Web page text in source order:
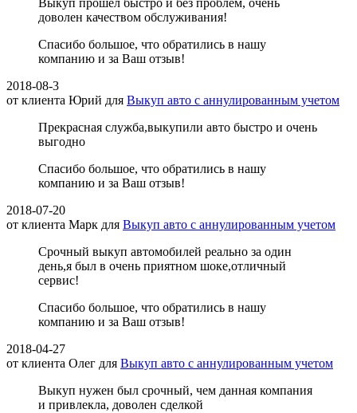
Выкуп прошел быстро и без проблем, очень
доволен качеством обслуживания!
Спасибо большое, что обратились в нашу
компанию и за Ваш отзыв!
2018-08-3
от клиента Юрий для Выкуп авто с аннулированным учетом
Прекрасная служба,выкупили авто быстро и очень
выгодно
Спасибо большое, что обратились в нашу
компанию и за Ваш отзыв!
2018-07-20
от клиента Марк для Выкуп авто с аннулированным учетом
Срочный выкуп автомобилей реально за один
день,я был в очень приятном шоке,отличный
сервис!
Спасибо большое, что обратились в нашу
компанию и за Ваш отзыв!
2018-04-27
от клиента Олег для Выкуп авто с аннулированным учетом
Выкуп нужен был срочный, чем данная компания
и привлекла, доволен сделкой